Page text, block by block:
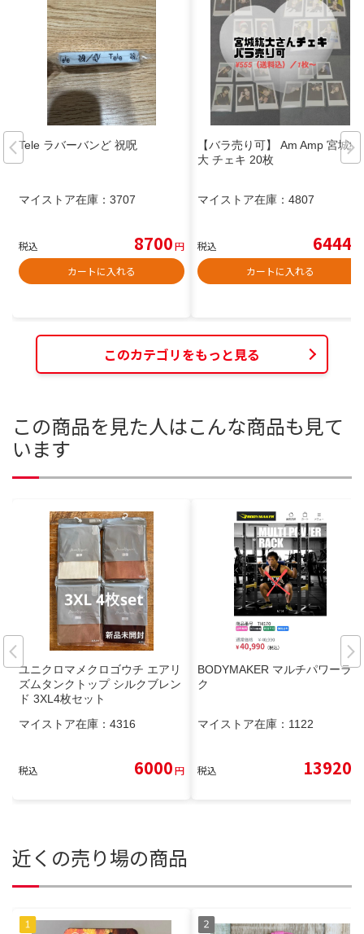
Tele ラバーバンど 祝呪
マイストア在庫： 3707
税込 8700円
カートに入れる
【バラ売り可】 Am Amp 宮城紘
大 チェキ 20枚
マイストア在庫： 4807
税込 6444
カートに入れる
このカテゴリをもっと見る
この商品を見た人はこんな商品も見て
います
ユニクロマメクロゴウチ エアリ
ズムタンクトップ シルクブレン
ド 3XL4枚セット
マイストア在庫： 4316
税込 6000円
BODYMAKER マルチパワーラッ
ク
マイストア在庫： 1122
税込 13920
近くの売り場の商品